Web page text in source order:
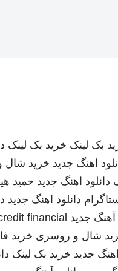
بک لینک خرید بک لینک
اهنگ جدید خرید شال
دانلود اهنگ جدید حمید
دانلود اهنگ جدید
آهنگ جدید financial
شال و روسری خرید
اهنگ جدید خرید بک لینک